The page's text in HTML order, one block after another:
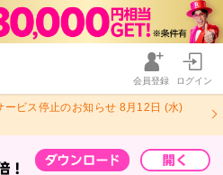
会員登録 ログイン
ービス停止のお知らせ 8月12日 (水)